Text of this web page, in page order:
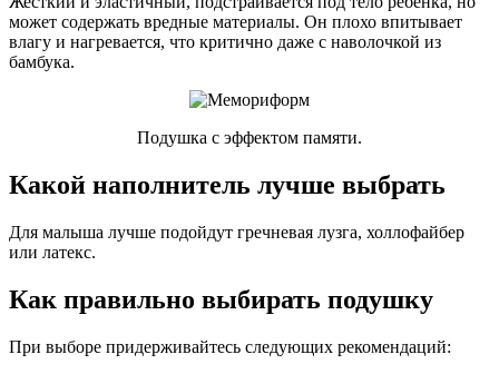
может содержать вредные материалы. Он плохо впитывает
влагу и нагревается, что критично даже с наволочкой из
бамбука.
Подушка с эффектом памяти.
Какой наполнитель лучше выбрать
Для малыша лучше подойдут гречневая лузга, холлофайбер
или латекс.
Как правильно выбирать подушку
При выборе придерживайтесь следующих рекомендаций: